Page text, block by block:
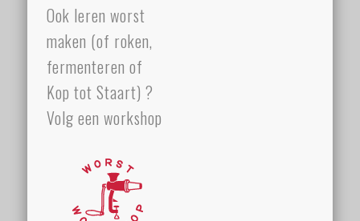
Ook leren worst
maken (of roken,
fermenteren of
Kop tot Staart) ?
Volg een workshop